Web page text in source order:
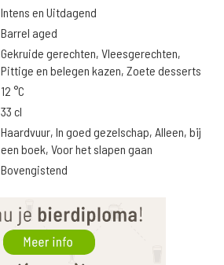
Intens en Uitdagend
Barrel aged
Gekruide gerechten, Vleesgerechten,
Pittige en belegen kazen, Zoete desserts
12 °C
33 cl
Haardvuur, In goed gezelschap, Alleen, bij
een boek, Voor het slapen gaan
Bovengistend